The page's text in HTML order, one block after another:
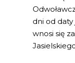
dni od daty
wnosi się